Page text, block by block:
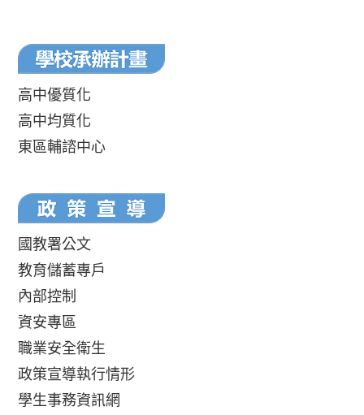
高中優質化
高中均質化
東區輔諮中心
國教署公文
教育儲蓄專戶
內部控制
資安專區
職業安全衛生
政策宣導執行情形
學生事務資訊網